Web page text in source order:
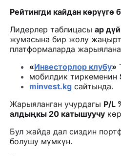
Рейтингди кайдан көрүүгө
Лидерлер таблицасы ар
жумасына бир жолу
платформаларда
«Инвесторлор клубу»
мобилдик тиркеменин
minvest.kg сайтында.
Жарыяланган учурдагы P/L
алдыңкы 20 катышуучу
Бул жайда дал сиздин
болушу мүмкүн.